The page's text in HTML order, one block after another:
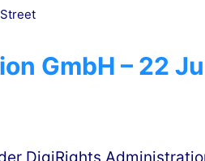
GmbH – 22
DigiRights